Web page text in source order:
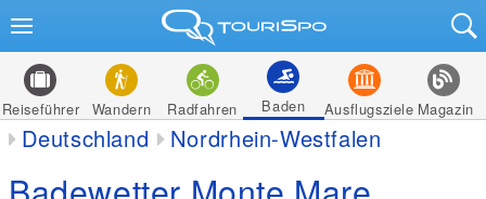
Reiseführer Wandern Radfahren Baden Ausflugsziele Magazin
Deutschland Nordrhein-Westfalen